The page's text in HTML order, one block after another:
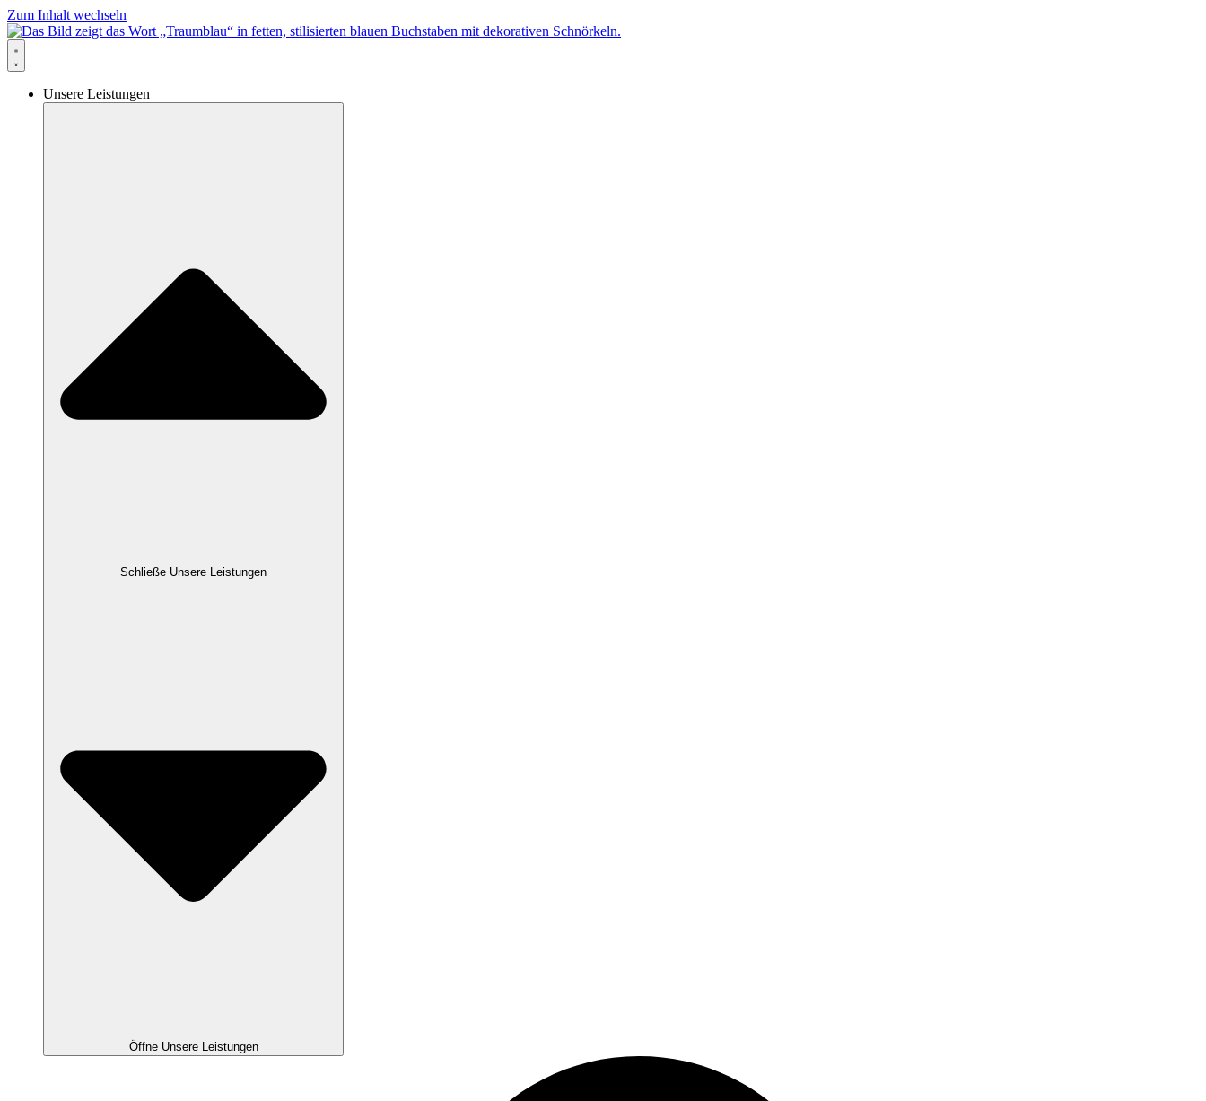
Zum Inhalt wechseln
Unsere Leistungen
Schließe Unsere Leistungen
Öffne Unsere Leistungen